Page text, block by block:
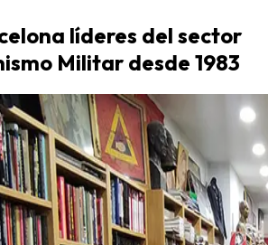
líderes del sector
Militar desde 1983